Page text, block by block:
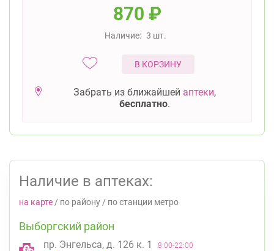
870 ₽
Наличие: 3 шт.
В КОРЗИНУ
Забрать из ближайшей аптеки,
бесплатно.
Наличие в аптеках:
на карте / по району / по станции метро
Выборгский район
пр. Энгельса, д. 126 к. 1 8:00-22:00